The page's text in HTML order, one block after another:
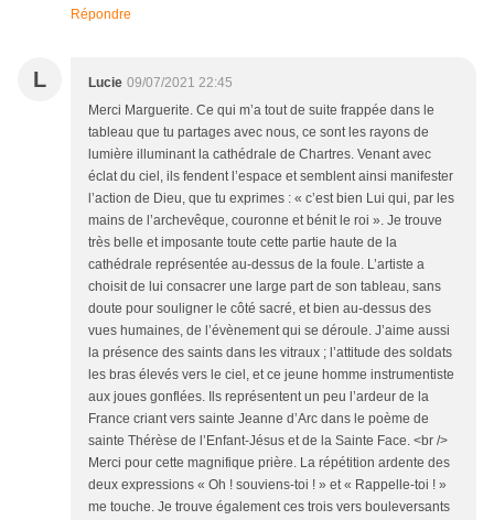
Répondre
L Lucie 09/07/2021 22:45
Merci Marguerite. Ce qui m’a tout de suite frappée dans le
tableau que tu partages avec nous, ce sont les rayons de
lumière illuminant la cathédrale de Chartres. Venant avec
éclat du ciel, ils fendent l’espace et semblent ainsi manifester
l’action de Dieu, que tu exprimes : « c’est bien Lui qui, par les
mains de l’archevêque, couronne et bénit le roi ». Je trouve
très belle et imposante toute cette partie haute de la
cathédrale représentée au-dessus de la foule. L’artiste a
choisit de lui consacrer une large part de son tableau, sans
doute pour souligner le côté sacré, et bien au-dessus des
vues humaines, de l’évènement qui se déroule. J’aime aussi
la présence des saints dans les vitraux ; l’attitude des soldats
les bras élevés vers le ciel, et ce jeune homme instrumentiste
aux joues gonflées. Ils représentent un peu l’ardeur de la
France criant vers sainte Jeanne d’Arc dans le poème de
sainte Thérèse de l’Enfant-Jésus et de la Sainte Face. <br />
Merci pour cette magnifique prière. La répétition ardente des
deux expressions « Oh ! souviens-toi ! » et « Rappelle-toi ! »
me touche. Je trouve également ces trois vers bouleversants